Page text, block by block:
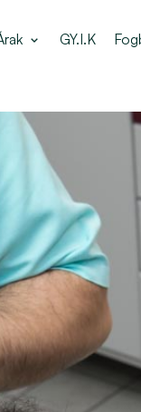
GY.I.K